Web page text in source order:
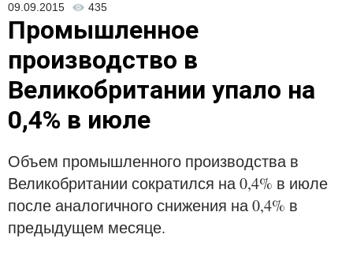
09.09.2015 435
Промышленное
производство в
Великобритании упало на
0,4% в июле
Объем промышленного производства в
Великобритании сократился на 0,4% в июле
после аналогичного снижения на 0,4% в
предыдущем месяце.